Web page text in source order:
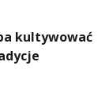
kultywować